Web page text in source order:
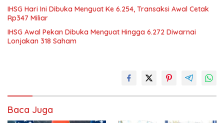
IHSG Hari Ini Dibuka Menguat Ke 6.254, Transaksi Awal Cetak
Rp347 Miliar
IHSG Awal Pekan Dibuka Menguat Hingga 6.272 Diwarnai
Lonjakan 318 Saham
Baca Juga